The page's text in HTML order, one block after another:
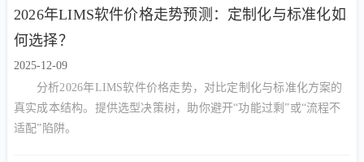
2026年LIMS软件价格走势预测：定制化与标准化如
何选择？
2025-12-09
分析2026年LIMS软件价格走势，对比定制化与标准化方案的
真实成本结构。提供选型决策树，助你避开“功能过剩”或“流程不
适配”陷阱。